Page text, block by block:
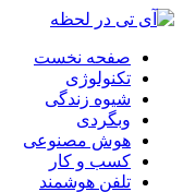
صفحه نخست
تکنولوژی
شیوه زندگی
وبگردی
هوش مصنوعی
کسب و کار
تلفن هوشمند